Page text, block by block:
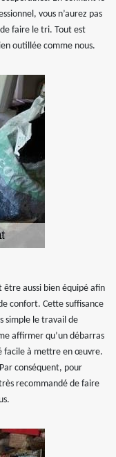
vous n’aurez pas
faire le tri. Tout est
outillée comme nous.
aussi bien équipé afin
confort. Cette suffisance
simple le travail de
affirmer qu’un débarras
facile à mettre en œuvre.
conséquent, pour
recommandé de faire